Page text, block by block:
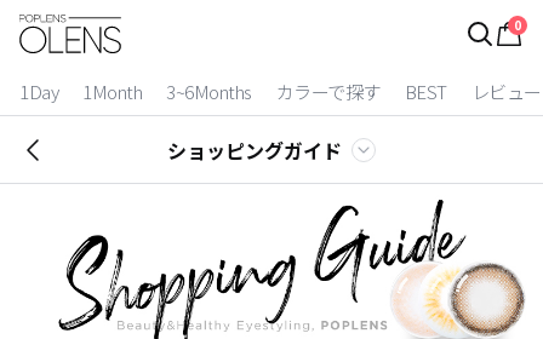
0
1Day 1Month 3~6Months カラーで探す BEST レビュー
ログイン
カラコン比較
今月限定特典
カラコン
ショッピングガイド